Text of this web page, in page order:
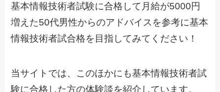
基本情報技術者試験に合格して月給が5000円
増えた50代男性からのアドバイスを参考に基本
情報技術者試合格を目指してみてください！
当サイトでは、このほかにも基本情報技術者試
験に合格した方の体験談を紹介しています。